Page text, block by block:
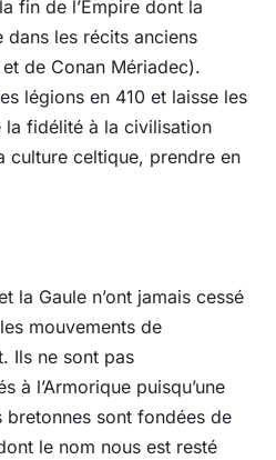
fin de l’Empire dont la
dans les récits anciens
de Conan Mériadec).
légions en 410 et laisse les
la fidélité à la civilisation
culture celtique, prendre en
la Gaule n’ont jamais cessé
mouvements de
Ils ne sont pas
à l’Armorique puisqu’une
bretonnes sont fondées de
le nom nous est resté